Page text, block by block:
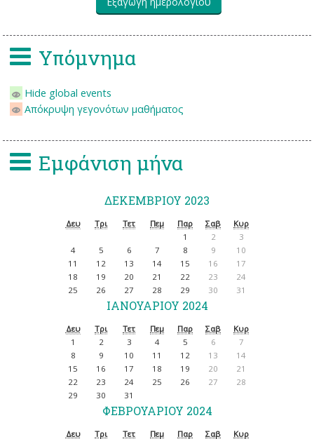
Υπόμνημα
Hide global events
Απόκρυψη γεγονότων μαθήματος
Εμφάνιση μήνα
ΔΕΚΕΜΒΡΊΟΥ 2023
Δευ Τρι Τετ Πεμ Παρ Σαβ
Κυρ
1
2
3
4
5 6 7 8 9
10
11
12 13 14 15 16
17
18
19 20 21 22 23
24
25
26 27 28 29 30 31
ΙΑΝΟΥΑΡΊΟΥ 2024
Δευ Τρι Τετ Πεμ Παρ Σαβ
Κυρ
1
2 3 4 5 6
7
8
9 10 11 12 13
14
15
16 17 18 19 20
21
22
23 24 25 26 27
28
29
30 31
ΦΕΒΡΟΥΑΡΊΟΥ 2024
Δευ Τρι Τετ Πεμ Παρ Σαβ Κυρ